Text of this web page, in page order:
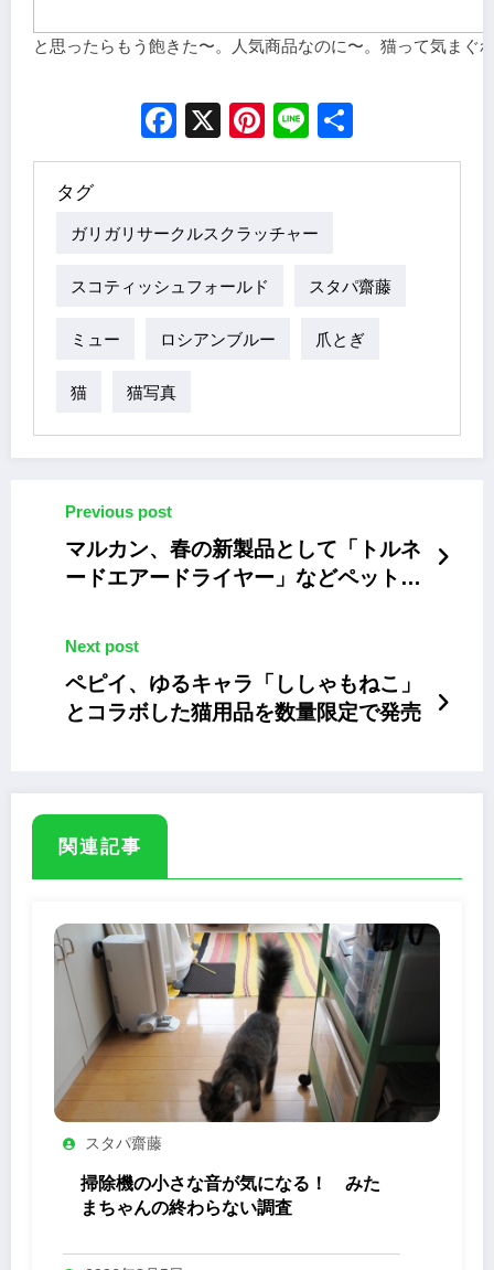
と思ったらもう飽きた〜。人気商品なのに〜。猫って気まぐ
Facebook
X Pinterest
Line
タグ
ガリガリサークルスクラッチャー
スコティッシュフォールド スタパ齋藤
ミュー ロシアンブルー 爪とぎ
猫 猫写真
Previous post
マルカン、春の新製品として「トルネ
ードエアードライヤー」などペットケ
Next post
ペピイ、ゆるキャラ「ししゃもねこ」
とコラボした猫用品を数量限定で発売
関連記事
スタパ齋藤
掃除機の小さな音が気になる！ みた
まちゃんの終わらない調査